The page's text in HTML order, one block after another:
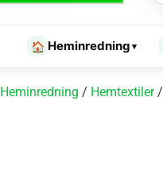
🏠 Heminredning ▾
Heminredning / Hemtextiler/